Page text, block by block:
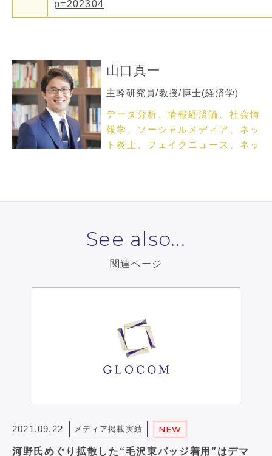
p=202304
山口真一
主幹研究員/教授/博士(経済学)
データ分析、情報経済論、社会情
報学、ソーシャルメディア、ネッ
ト炎上、フェイクニュース、ネッ
See also...
関連ページ
2021.09.22 メディア掲載実績 NEW
河野氏めぐり拡散した“毛沢東バッジ着用”はデマ